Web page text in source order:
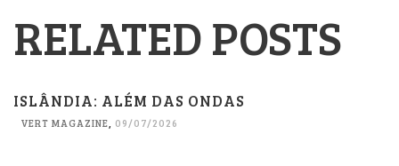
RELATED POSTS
ISLÂNDIA: ALÉM DAS ONDAS
VERT MAGAZINE 09/07/2026